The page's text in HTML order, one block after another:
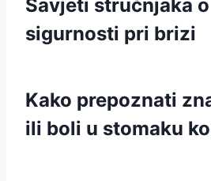
Savjeti stručnjaka
sigurnosti pri brizi
Kako prepoznati
ili boli u stomaku